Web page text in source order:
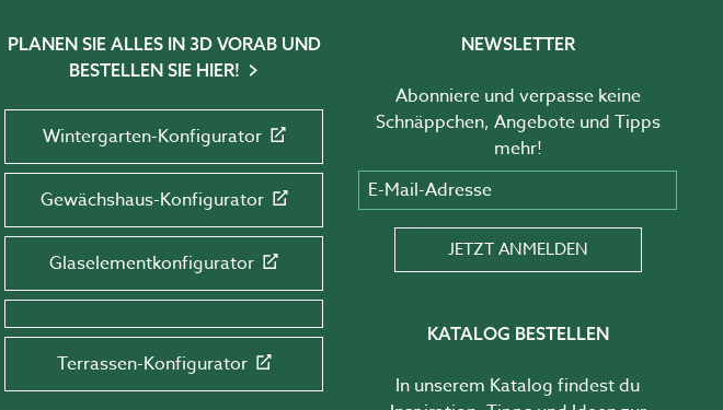
PLANEN SIE ALLES IN 3D VORAB UND
BESTELLEN SIE HIER!
Wintergarten-Konfigurator
Gewächshaus-Konfigurator
Glaselementkonfigurator
Terrassen-Konfigurator
NEWSLETTER
Abonniere und verpasse keine
Schnäppchen, Angebote und Tipps
mehr!
E-Mail-Adresse
JETZT ANMELDEN
KATALOG BESTELLEN
In unserem Katalog findest du